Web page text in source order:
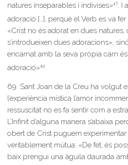
natures inseparables i indivises»47. I
adoració […], perquè el Verb es va
«Crist no és adorat en dues natures,
s’introdueixen dues adoracions»,
encarnat amb la seva pròpia carn
adoració»49.
69. Sant Joan de la Creu ha volgut
l’experiència mística l’amor
ressuscitat no es fa sentir com a
L’Infinit d’alguna manera s’abaixa
obert de Crist puguem experimentar
veritablement mútua: «De fet, és
baix prengui una àguila daurada